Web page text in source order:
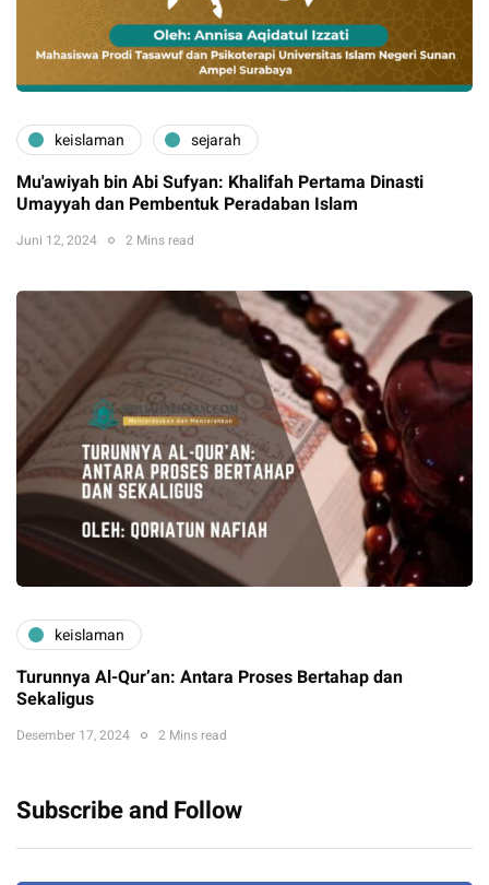
keislaman sejarah
Mu'awiyah bin Abi Sufyan: Khalifah Pertama Dinasti
Umayyah dan Pembentuk Peradaban Islam
Juni 12, 2024 2 Mins read
keislaman
Turunnya Al-Qur’an: Antara Proses Bertahap dan
Sekaligus
Desember 17, 2024 2 Mins read
Subscribe and Follow